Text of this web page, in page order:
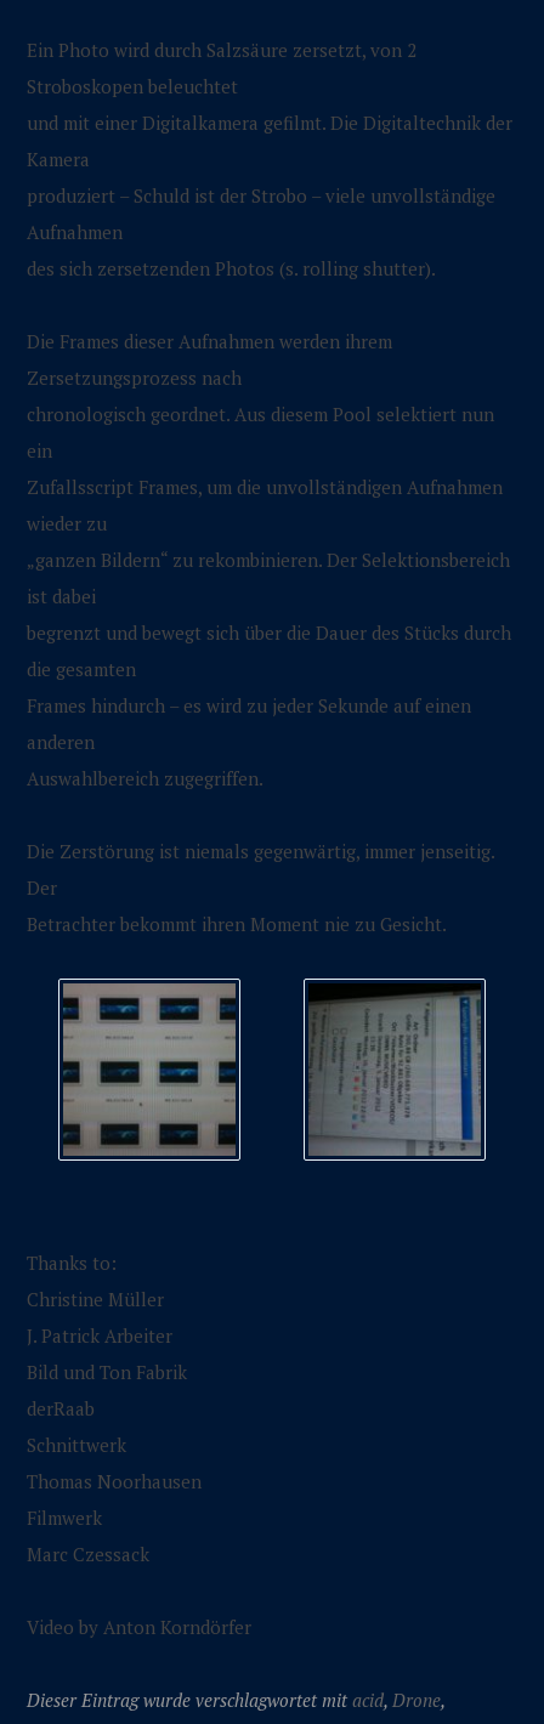
Ein Photo wird durch Salzsäure zersetzt, von 2
Stroboskopen beleuchtet
und mit einer Digitalkamera gefilmt. Die Digitaltechnik der
Kamera
produziert – Schuld ist der Strobo – viele unvollständige
Aufnahmen
des sich zersetzenden Photos (s. rolling shutter).
Die Frames dieser Aufnahmen werden ihrem
Zersetzungsprozess nach
chronologisch geordnet. Aus diesem Pool selektiert nun
ein
Zufallsscript Frames, um die unvollständigen Aufnahmen
wieder zu
„ganzen Bildern“ zu rekombinieren. Der Selektionsbereich
ist dabei
begrenzt und bewegt sich über die Dauer des Stücks durch
die gesamten
Frames hindurch – es wird zu jeder Sekunde auf einen
anderen
Auswahlbereich zugegriffen.
Die Zerstörung ist niemals gegenwärtig, immer jenseitig.
Der
Betrachter bekommt ihren Moment nie zu Gesicht.
Thanks to:
Christine Müller
J. Patrick Arbeiter
Bild und Ton Fabrik
derRaab
Schnittwerk
Thomas Noorhausen
Filmwerk
Marc Czessack
Video by Anton Korndörfer
Dieser Eintrag wurde verschlagwortet mitacid,Drone,